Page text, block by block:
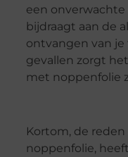
een
bijdraagt aan de
ontvangen van
gevallen zorgt
met noppenfolie
Kortom, de
noppenfolie,